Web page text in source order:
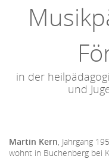
in der
und
Martin Kern , Jahrgang
wohnt in Buchenberg bei